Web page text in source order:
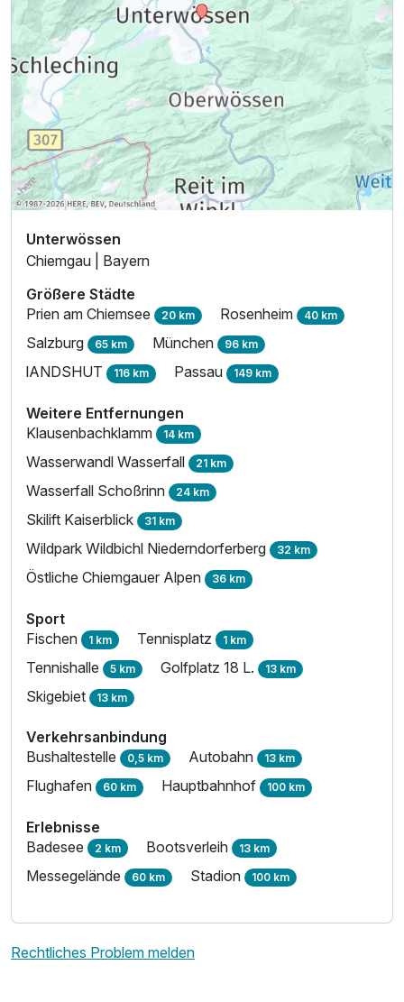
Familienzimmer
2 Erwachsene und 2 Kinder
Für 6 Tage
Unterwössen
Chiemgau | Bayern
Größere Städte
Prien am Chiemsee 20 km Rosenheim 40 km
Salzburg 65 km München 96 km
lANDSHUT 116 km Passau 149 km
Weitere Entfernungen
Klausenbachklamm 14 km
Wasserwandl Wasserfall 21 km
Wasserfall Schoßrinn 24 km
Skilift Kaiserblick 31 km
Wildpark Wildbichl Niederndorferberg 32 km
Östliche Chiemgauer Alpen 36 km
Sport
Fischen 1 km Tennisplatz 1 km
Tennishalle 5 km Golfplatz 18 L. 13 km
Skigebiet 13 km
Verkehrsanbindung
Bushaltestelle 0,5 km Autobahn 13 km
Flughafen 60 km Hauptbahnhof 100 km
Erlebnisse
Badesee 2 km Bootsverleih 13 km
Messegelände 60 km Stadion 100 km
Rechtliches Problem melden